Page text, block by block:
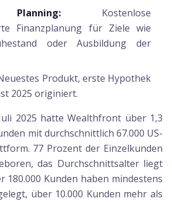
Kostenlose
Finanzplanung für Ziele wie
oder Ausbildung der
Produkt, erste Hypothek
2025 originiert.
2025 hatte Wealthfront über 1,3
mit durchschnittlich 67.000 US-
77 Prozent der Einzelkunden
das Durchschnittsalter liegt
180.000 Kunden haben mindestens
über 10.000 Kunden mehr als